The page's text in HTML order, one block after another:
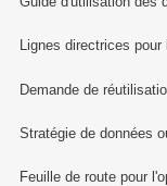
Lignes directrices
Demande de
Stratégie de données
Feuille de route pour